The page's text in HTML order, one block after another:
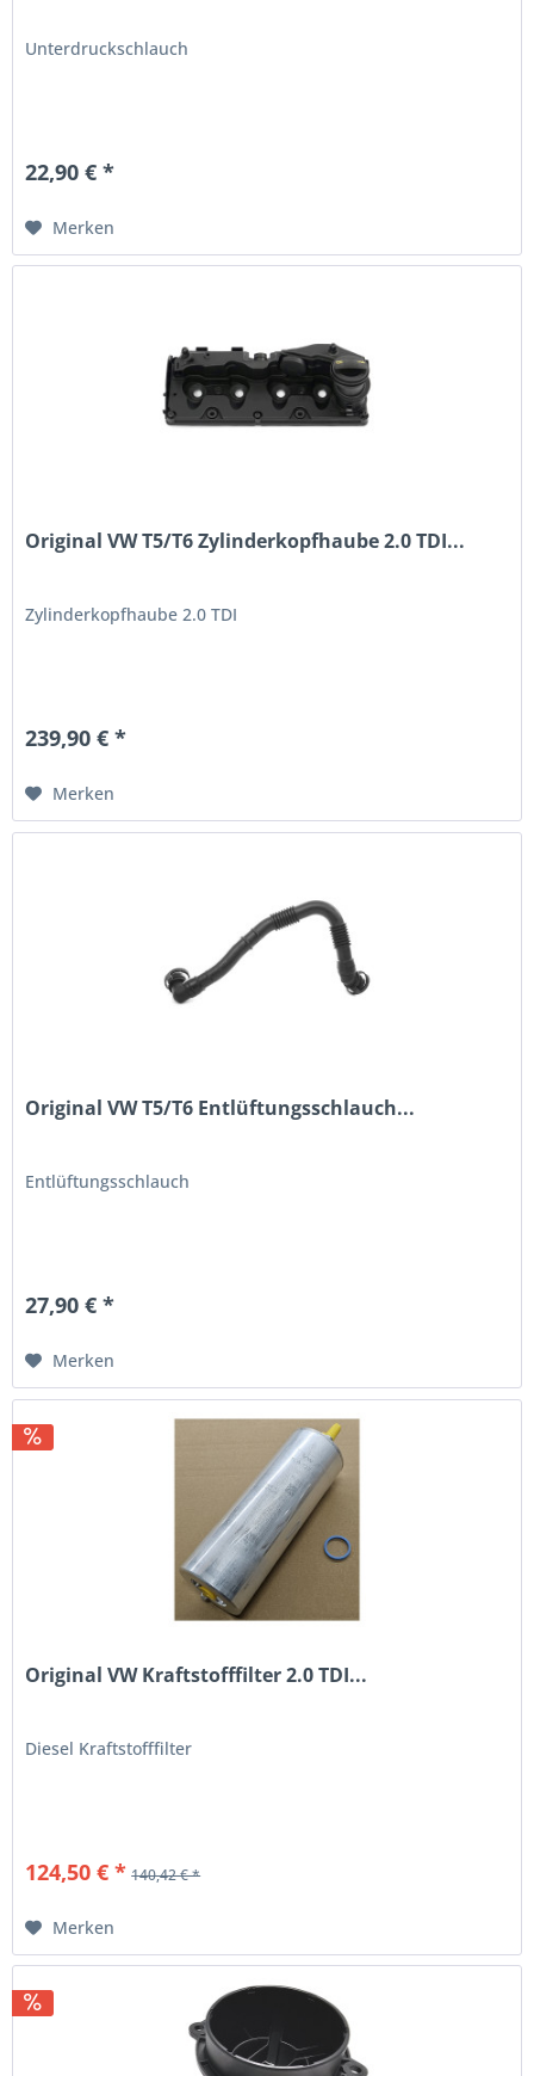
Unterdruckschlauch
22,90 € *
Merken
Original VW T5/T6 Zylinderkopfhaube 2.0 TDI...
Zylinderkopfhaube 2.0 TDI
239,90 € *
Merken
Original VW T5/T6 Entlüftungsschlauch...
Entlüftungsschlauch
27,90 € *
Merken
Original VW Kraftstofffilter 2.0 TDI...
Diesel Kraftstofffilter
124,50 € * 140,42 € *
Merken